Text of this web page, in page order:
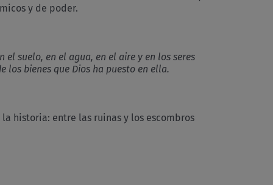
y de poder.
suelo, en el agua, en el aire y en los seres
bienes que Dios ha puesto en ella.
historia: entre las ruinas y los escombros